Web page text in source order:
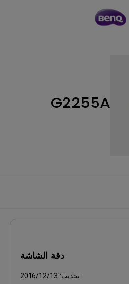
G2255A
دقة الشاشة
تحديث: 2016/12/13